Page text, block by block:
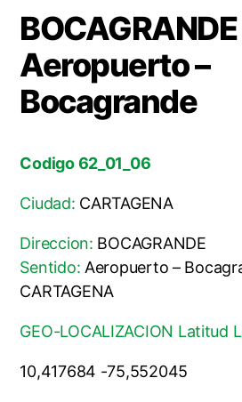
BOCAGRANDE |
Aeropuerto –
Bocagrande
Codigo 62_01_06
Ciudad: CARTAGENA
Direccion: BOCAGRANDE
Sentido: Aeropuerto –
CARTAGENA
GEO-LOCALIZACION Latitud
10,417684 -75,552045